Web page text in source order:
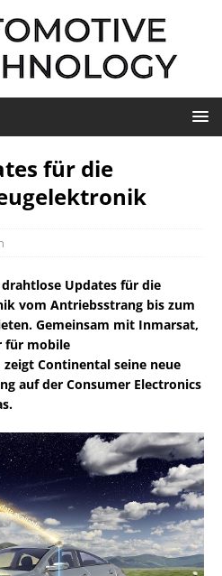
für die
Updates für die
vom Antriebsstrang bis zum
Gemeinsam mit Inmarsat,
für mobile
Continental seine neue
auf der Consumer Electronics